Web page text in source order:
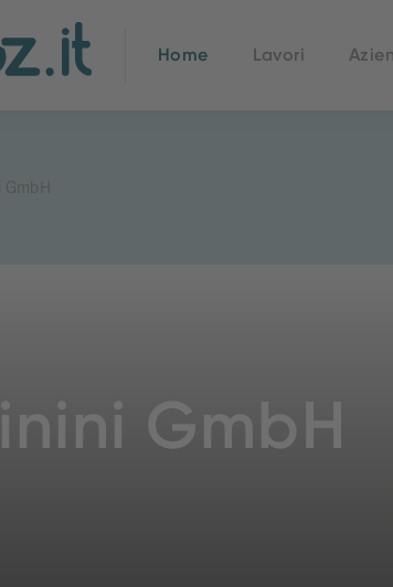
Home Lavori
GmbH